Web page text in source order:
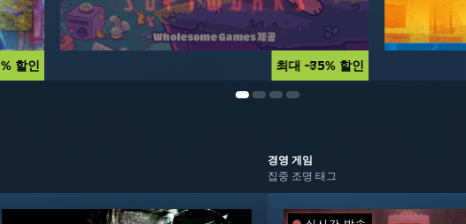
할인 최대 -75% 할인
할인 최대 -85% 할인
-50% $59.99$29.99
-20% $69.99$55.99
경영 게임
집중 조명 태그